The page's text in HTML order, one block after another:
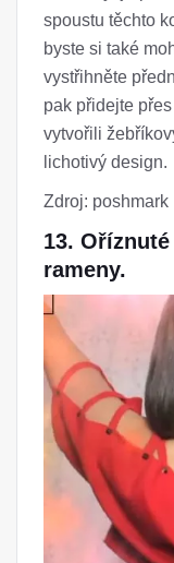
spoustu těchto
byste si také
vystřihněte
pak přidejte
vytvořili
lichotivý design.
Zdroj: poshmark
13.
rameny.